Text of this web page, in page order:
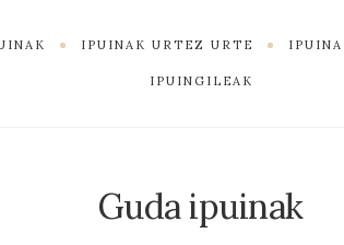
IPUINAK URTEZ URTE
IPUINGILEAK
Guda ipuinak